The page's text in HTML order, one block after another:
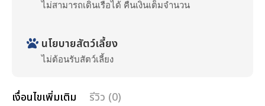
ไม่สามารถเดินเรือได้ คืนเงินเต็มจำนวน
นโยบายสัตว์เลี้ยง
ไม่ต้อนรับสัตว์เลี้ยง
เงื่อนไขเพิ่มเติม รีวิว (0)